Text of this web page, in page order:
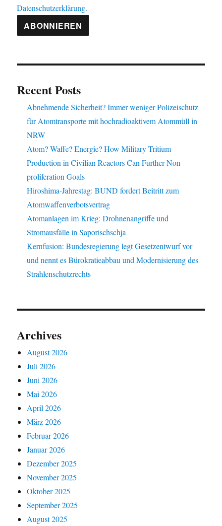
Datenschutzerklärung.
Recent Posts
Abnehmende Sicherheit? Immer weniger Polizeischutz
für Atomtransporte mit hochradioaktivem Atommüll in
NRW
Atom? Waffe? Energie? How Military Tritium
Production in Civilian Reactors Can Further Non-
proliferation Goals
Hiroshima-Jahrestag: BUND fordert Beitritt zum
Atomwaffenverbotsvertrag
Atomanlagen im Krieg: Drohnenangriffe und
Stromausfälle in Saporischschja
Kernfusion: Bundesregierung legt Gesetzentwurf vor
und nennt es Bürokratieabbau und Modernisierung des
Strahlenschutzrechts
Archives
August 2026
Juli 2026
Juni 2026
Mai 2026
April 2026
März 2026
Februar 2026
Januar 2026
Dezember 2025
November 2025
Oktober 2025
September 2025
August 2025